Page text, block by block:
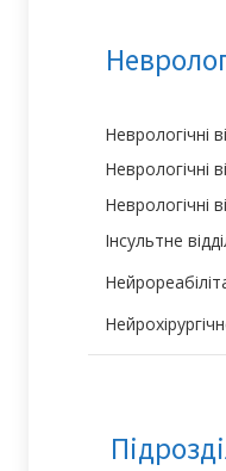
Неврологічні
Неврологічні
Неврологічні
Інсультне